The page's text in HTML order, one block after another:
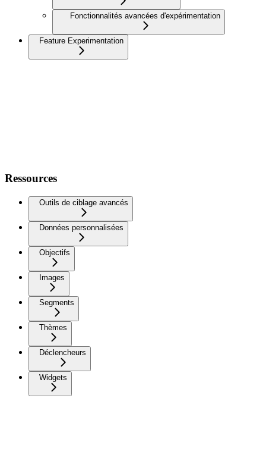
Fonctionnalités avancées d'expérimentation
Feature Experimentation
Ressources
Outils de ciblage avancés
Données personnalisées
Objectifs
Images
Segments
Thèmes
Déclencheurs
Widgets